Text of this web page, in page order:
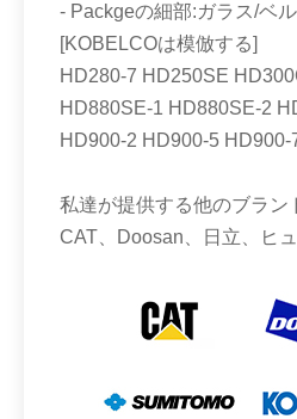
- Packgeの細部:ガラス/ベ
[KOBELCOは模倣する]
HD280-7 HD250SE
HD880SE-1 HD880SE-2
HD900-2 HD900-5
私達が提供する他のブラン
CAT、Doosan、日立、ヒ